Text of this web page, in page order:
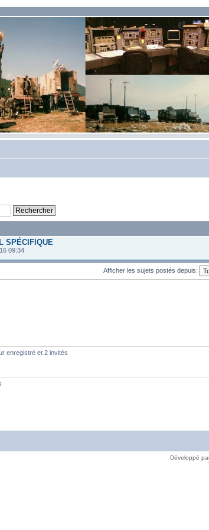
SPÉCIFIQUE
09:34
Afficher les sujets postés depuis:
enregistré et 2 invités
Développé